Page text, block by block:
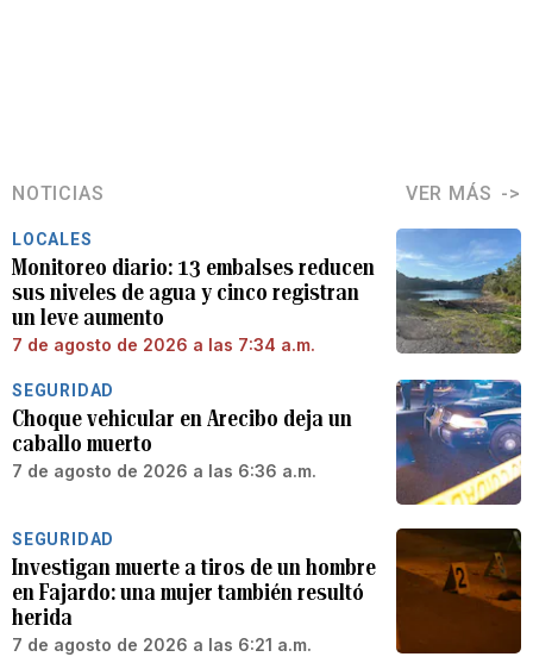
NOTICIAS VER MÁS
LOCALES
Monitoreo diario: 13 embalses reducen
sus niveles de agua y cinco registran
un leve aumento
7 de agosto de 2026 a las 7:34 a.m.
SEGURIDAD
Choque vehicular en Arecibo deja un
caballo muerto
7 de agosto de 2026 a las 6:36 a.m.
SEGURIDAD
Investigan muerte a tiros de un hombre
en Fajardo: una mujer también resultó
herida
7 de agosto de 2026 a las 6:21 a.m.